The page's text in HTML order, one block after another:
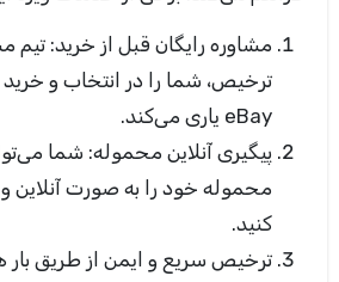
مشاوره رایگان قبل از خرید: تیم
ترخیص، شما را در انتخاب و خرید
eBay یاری می‌کند.
پیگیری آنلاین محموله: شما
محموله خود را به صورت آنلاین
کنید.
ترخیص سریع و ایمن از طریق بار